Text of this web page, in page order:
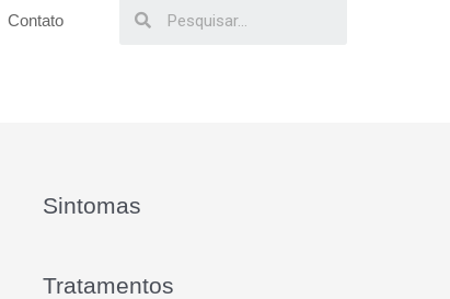
Contato
Sintomas
Tratamentos